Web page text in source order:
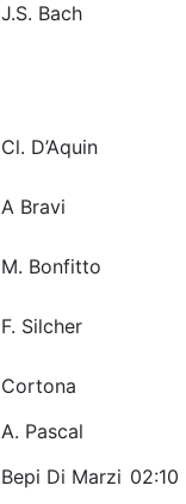
J.S. Bach
Cl. D’Aquin
A Bravi
M. Bonfitto
F. Silcher
Cortona
A. Pascal
Bepi Di Marzi 02:10